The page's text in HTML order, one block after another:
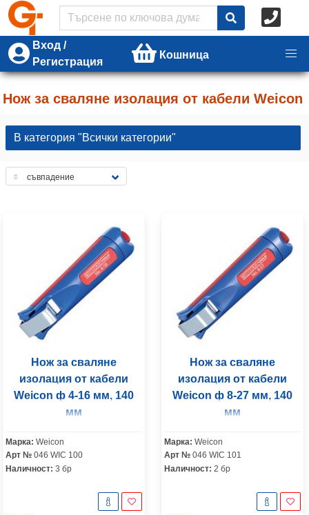
Вход /
Регистрация
Кошница
Нож за сваляне изолация от кабели Weicon
В категория "Всички категории"
Нож за сваляне
изолация от кабели
Weicon ф 4-16 мм, 140
мм
Марка: Weicon
Арт № 046 WIC 100
Наличност: 3 бр
Нож за сваляне
изолация от кабели
Weicon ф 8-27 мм, 140
мм
Марка: Weicon
Арт № 046 WIC 101
Наличност: 2 бр